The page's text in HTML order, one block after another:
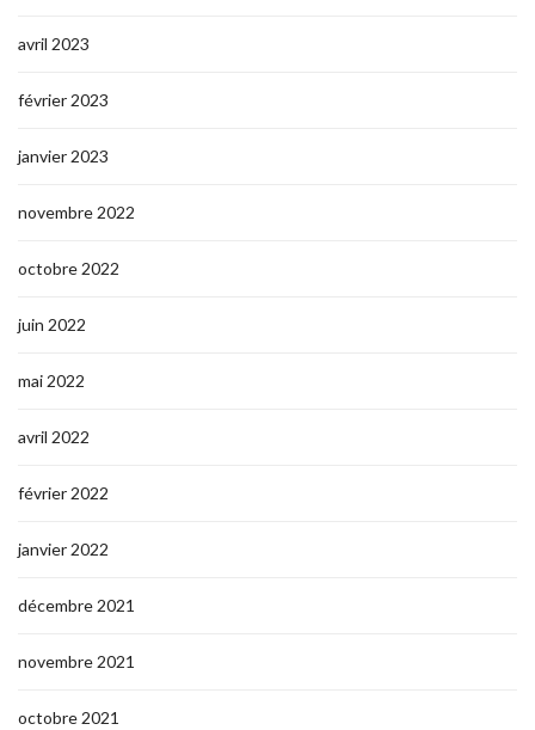
avril 2023
février 2023
janvier 2023
novembre 2022
octobre 2022
juin 2022
mai 2022
avril 2022
février 2022
janvier 2022
décembre 2021
novembre 2021
octobre 2021